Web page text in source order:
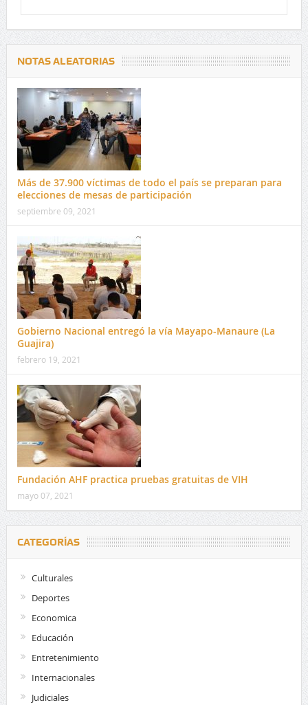
NOTAS ALEATORIAS
Más de 37.900 víctimas de todo el país se preparan para
elecciones de mesas de participación
septiembre 09, 2021
Gobierno Nacional entregó la vía Mayapo-Manaure (La
Guajira)
febrero 19, 2021
Fundación AHF practica pruebas gratuitas de VIH
mayo 07, 2021
CATEGORÍAS
Culturales
Deportes
Economica
Educación
Entretenimiento
Internacionales
Judiciales